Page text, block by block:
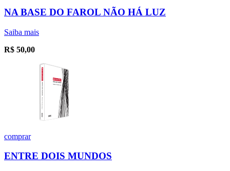
NA BASE DO FAROL NÃO HÁ LUZ
Saiba mais
R$ 50,00
comprar
ENTRE DOIS MUNDOS